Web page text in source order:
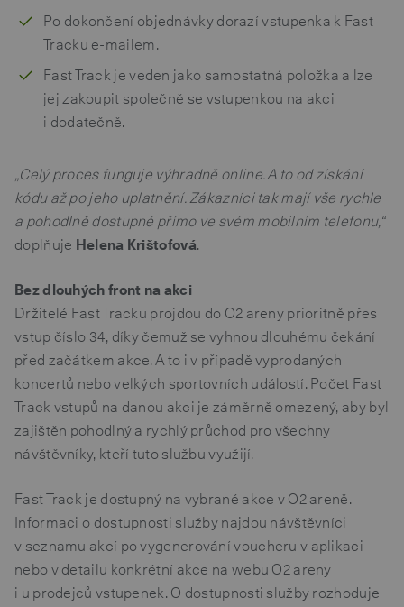
Po dokončení objednávky dorazí vstupenka k Fast
Tracku e-mailem.
Fast Track je veden jako samostatná položka a lze
jej zakoupit společně se vstupenkou na akci
i dodatečně.
„Celý proces funguje výhradně online. A to od získání
kódu až po jeho uplatnění. Zákazníci tak mají vše rychle
a pohodlně dostupné přímo ve svém mobilním telefonu,“
doplňuje Helena Krištofová.
Bez dlouhých front na akci
Držitelé Fast Tracku projdou do O2 areny prioritně přes
vstup číslo 34, díky čemuž se vyhnou dlouhému čekání
před začátkem akce. A to i v případě vyprodaných
koncertů nebo velkých sportovních událostí. Počet Fast
Track vstupů na danou akci je záměrně omezený, aby byl
zajištěn pohodlný a rychlý průchod pro všechny
návštěvníky, kteří tuto službu využijí.
Fast Track je dostupný na vybrané akce v O2 areně.
Informaci o dostupnosti služby najdou návštěvníci
v seznamu akcí po vygenerování voucheru v aplikaci
nebo v detailu konkrétní akce na webu O2 areny
i u prodejců vstupenek. O dostupnosti služby rozhoduje